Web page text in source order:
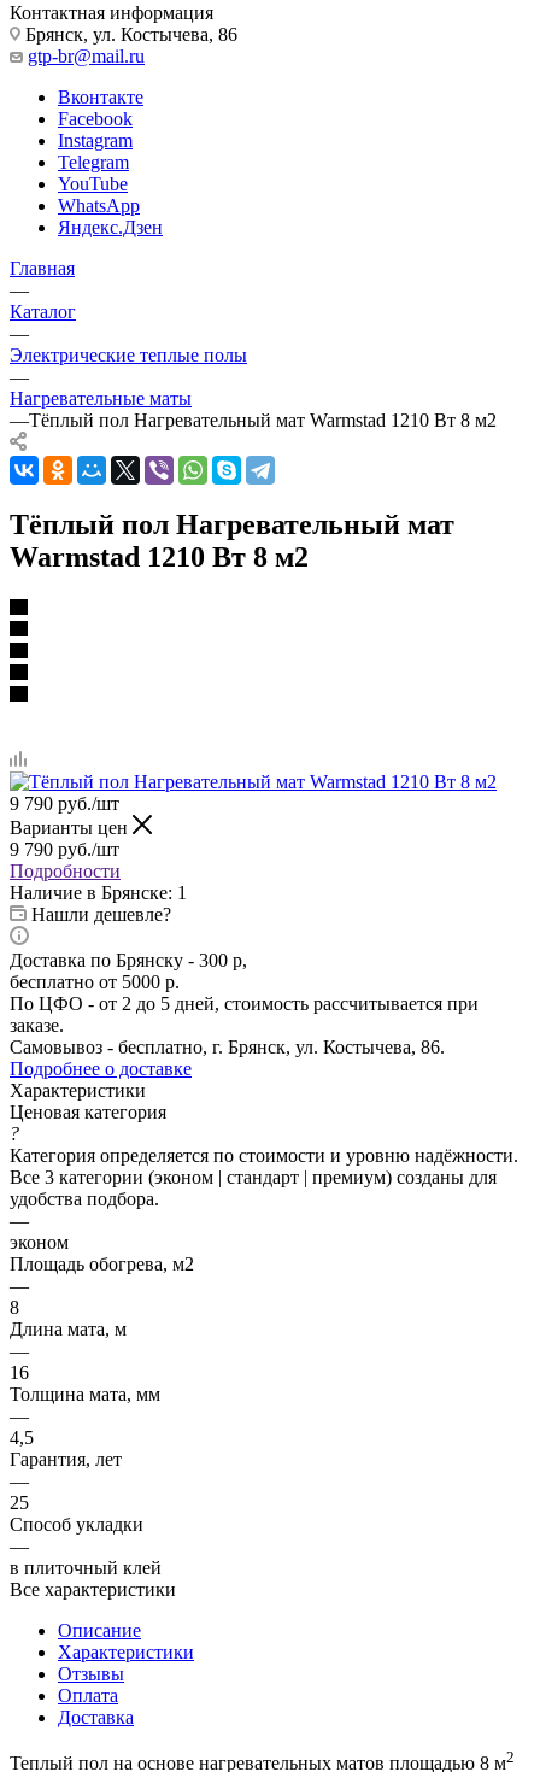
Контактная информация
Брянск, ул. Костычева, 86
gtp-br@mail.ru
Вконтакте
Facebook
Instagram
Telegram
YouTube
WhatsApp
Яндекс.Дзен
Главная
—
Каталог
—
Электрические теплые полы
—
Нагревательные маты
—Тёплый пол Нагревательный мат Warmstad 1210 Вт 8 м2
Тёплый пол Нагревательный мат
Warmstad 1210 Вт 8 м2
9 790 руб./шт
Варианты цен
9 790 руб./шт
Подробности
Наличие в Брянске: 1
Нашли дешевле?
Доставка по Брянску - 300 р,
бесплатно от 5000 р.
По ЦФО - от 2 до 5 дней, стоимость рассчитывается при
заказе.
Самовывоз - бесплатно, г. Брянск, ул. Костычева, 86.
Подробнее о доставке
Характеристики
Ценовая категория
?
Категория определяется по стоимости и уровню надёжности.
Все 3 категории (эконом | стандарт | премиум) созданы для
удобства подбора.
—
эконом
Площадь обогрева, м2
—
8
Длина мата, м
—
16
Толщина мата, мм
—
4,5
Гарантия, лет
—
25
Способ укладки
—
в плиточный клей
Все характеристики
Описание
Характеристики
Отзывы
Оплата
Доставка
Теплый пол на основе нагревательных матов площадью 8 м2